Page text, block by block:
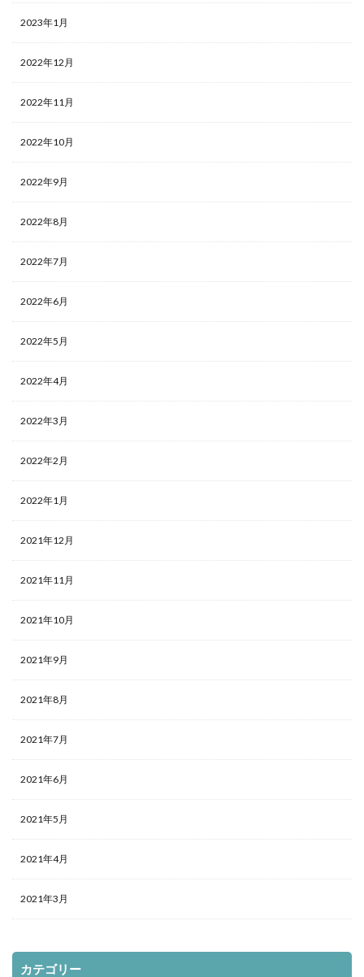
2023年1月
2022年12月
2022年11月
2022年10月
2022年9月
2022年8月
2022年7月
2022年6月
2022年5月
2022年4月
2022年3月
2022年2月
2022年1月
2021年12月
2021年11月
2021年10月
2021年9月
2021年8月
2021年7月
2021年6月
2021年5月
2021年4月
2021年3月
カテゴリー